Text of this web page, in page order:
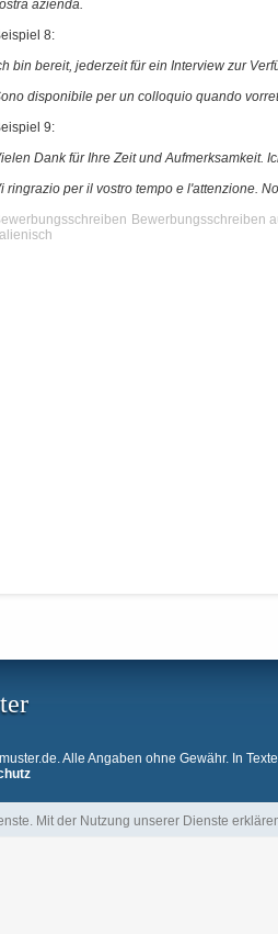
azienda.
8:
bin bereit, jederzeit für ein Interview zur
disponibile per un colloquio quando
9:
Dank für Ihre Zeit und Aufmerksamkeit.
ringrazio per il vostro tempo e l'attenzione.
Bewerbungsschreiben
Alle Angaben ohne Gewähr. In
Mit der Nutzung unserer Dienste